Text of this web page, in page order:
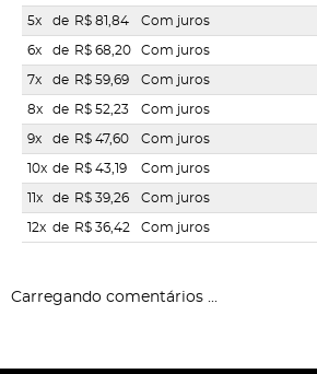
5x de R$ 81,84 Com juros
6x de R$ 68,20 Com juros
7x de R$ 59,69 Com juros
8x de R$ 52,23 Com juros
9x de R$ 47,60 Com juros
10x de R$ 43,19 Com juros
11x de R$ 39,26 Com juros
12x de R$ 36,42 Com juros
Carregando comentários ...